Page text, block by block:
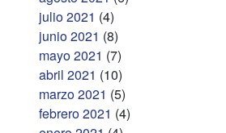
julio 2021 (4)
junio 2021 (8)
mayo 2021 (7)
abril 2021 (10)
marzo 2021 (5)
febrero 2021 (4)